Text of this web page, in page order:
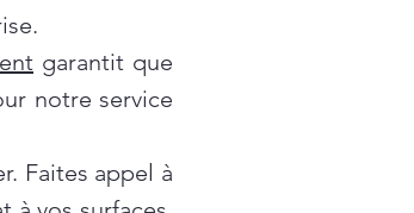
garantit que
notre service
Faites appel à